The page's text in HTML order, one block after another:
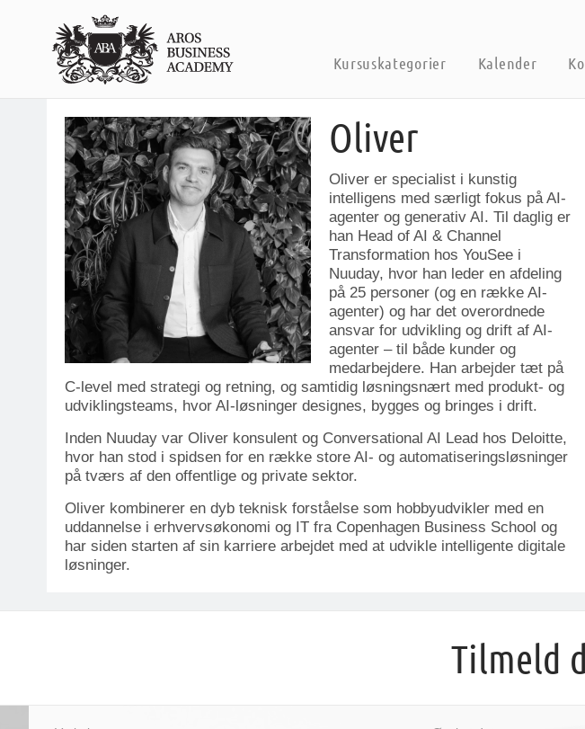
Kursuskategorier Kalender
Oliver
Oliver er specialist i kunstig
intelligens med særligt fokus på AI-
agenter og generativ AI. Til daglig er
han Head of AI & Channel
Transformation hos YouSee i
Nuuday, hvor han leder en afdeling
på 25 personer (og en række AI-
agenter) og har det overordnede
ansvar for udvikling og drift af AI-
agenter – til både kunder og
medarbejdere. Han arbejder tæt på
C-level med strategi og retning, og samtidig løsningsnært med produkt- og
udviklingsteams, hvor AI-løsninger designes, bygges og bringes i drift.
Inden Nuuday var Oliver konsulent og Conversational AI Lead hos Deloitte,
hvor han stod i spidsen for en række store AI- og automatiseringsløsninger
på tværs af den offentlige og private sektor.
Oliver kombinerer en dyb teknisk forståelse som hobbyudvikler med en
uddannelse i erhvervsøkonomi og IT fra Copenhagen Business School og
har siden starten af sin karriere arbejdet med at udvikle intelligente digitale
løsninger.
Tilmeld